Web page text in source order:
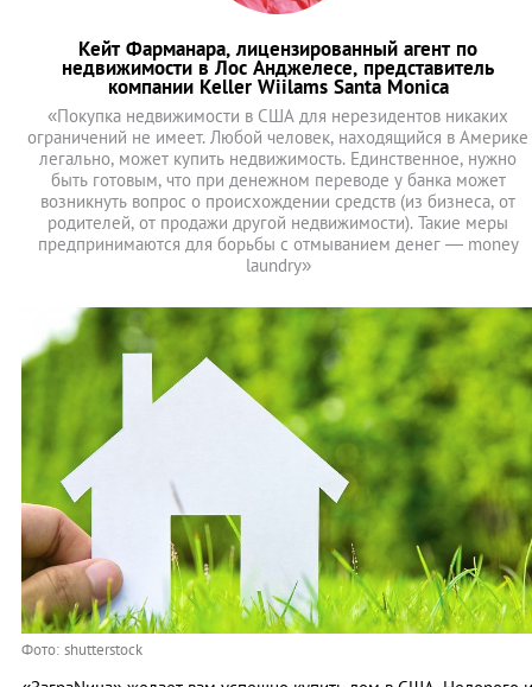
Кейт Фарманара, лицензированный агент по
недвижимости в Лос Анджелесе, представитель
компании Keller Wiilams Santa Monica
«Покупка недвижимости в США для нерезидентов никаких
ограничений не имеет. Любой человек, находящийся в Америке
легально, может купить недвижимость. Единственное, нужно
быть готовым, что при денежном переводе у банка может
возникнуть вопрос о происхождении средств (из бизнеса, от
родителей, от продажи другой недвижимости). Такие меры
предпринимаются для борьбы с отмыванием денег — money
laundry»
Фото: shutterstock